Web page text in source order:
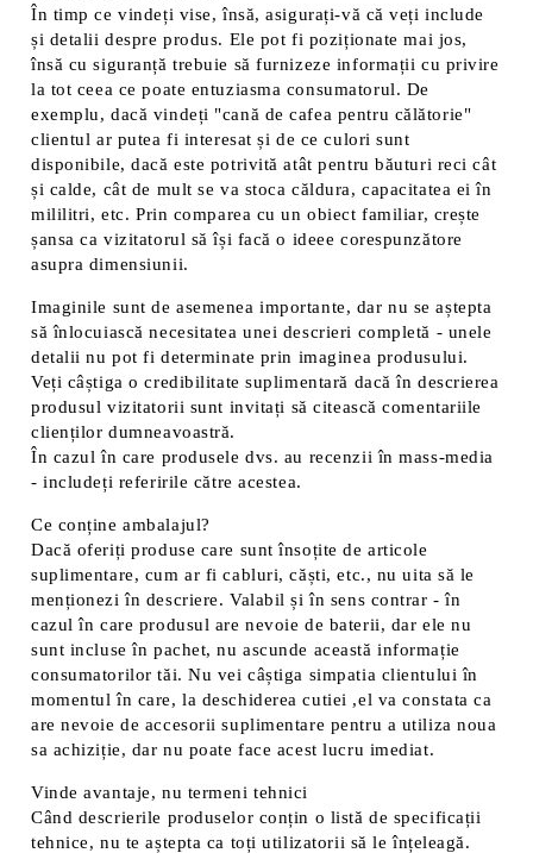
În timp ce vindeți vise, însă, asigurați-vă că veți include
și detalii despre produs. Ele pot fi poziționate mai jos,
însă cu siguranță trebuie să furnizeze informații cu privire
la tot ceea ce poate entuziasma consumatorul. De
exemplu, dacă vindeți "cană de cafea pentru călătorie"
clientul ar putea fi interesat și de ce culori sunt
disponibile, dacă este potrivită atât pentru băuturi reci cât
și calde, cât de mult se va stoca căldura, capacitatea ei în
mililitri, etc. Prin comparea cu un obiect familiar, crește
șansa ca vizitatorul să își facă o ideee corespunzătore
asupra dimensiunii.
Imaginile sunt de asemenea importante, dar nu se aștepta
să înlocuiască necesitatea unei descrieri completă - unele
detalii nu pot fi determinate prin imaginea produsului.
Veți câștiga o credibilitate suplimentară dacă în descrierea
produsul vizitatorii sunt invitați să citească comentariile
clienților dumneavoastră.
În cazul în care produsele dvs. au recenzii în mass-media
- includeți referirile către acestea.
Ce conține ambalajul?
Dacă oferiți produse care sunt însoțite de articole
suplimentare, cum ar fi cabluri, căști, etc., nu uita să le
menționezi în descriere. Valabil și în sens contrar - în
cazul în care produsul are nevoie de baterii, dar ele nu
sunt incluse în pachet, nu ascunde această informație
consumatorilor tăi. Nu vei câștiga simpatia clientului în
momentul în care, la deschiderea cutiei ,el va constata ca
are nevoie de accesorii suplimentare pentru a utiliza noua
sa achiziție, dar nu poate face acest lucru imediat.
Vinde avantaje, nu termeni tehnici
Când descrierile produselor conțin o listă de specificații
tehnice, nu te aștepta ca toți utilizatorii să le înțeleagă.